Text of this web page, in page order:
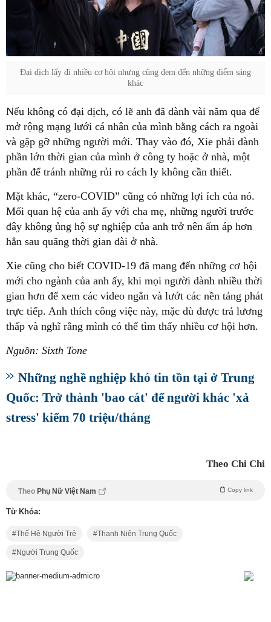
Đại dịch lấy đi nhiều cơ hội nhưng cũng đem đến những điểm sáng
khác
Nếu không có đại dịch, có lẽ anh đã dành vài năm qua để
mở rộng mạng lưới cá nhân của mình bằng cách ra ngoài
và gặp gỡ những người mới. Thay vào đó, Xie phải dành
phần lớn thời gian của mình ở công ty hoặc ở nhà, một
phần để tránh những rủi ro cách ly không cần thiết.
Mặt khác, “zero-COVID” cũng có những lợi ích của nó.
Mối quan hệ của anh ấy với cha mẹ, những người trước
đây không ủng hộ sự nghiệp của anh trở nên ấm áp hơn
hẳn sau quãng thời gian dài ở nhà.
Xie cũng cho biết COVID-19 đã mang đến những cơ hội
mới cho ngành của anh ấy, khi mọi người dành nhiều thời
gian hơn để xem các video ngắn và lướt các nền tảng phát
trực tiếp. Anh thích công việc này, mặc dù được trả lương
thấp và nghĩ rằng mình có thể tìm thấy nhiều cơ hội hơn.
Nguồn: Sixth Tone
Những nghề nghiệp khó tin tồn tại ở Trung
Quốc: Trở thành 'bao cát' để người khác 'xả
stress' kiếm 70 triệu/tháng
Theo Chi Chi
Theo Phụ Nữ Việt Nam Copy link
Từ Khóa:
Thế Hệ Người Trẻ Thanh Niên Trung Quốc
Người Trung Quốc